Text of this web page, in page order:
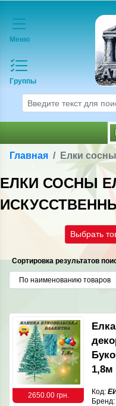
Меню
Группы
Главная Елки
ЕЛКИ СОСНЫ
Выбрать
Сортировка результатов
2650.00 грн.
1,8м
Код:
Бренд: